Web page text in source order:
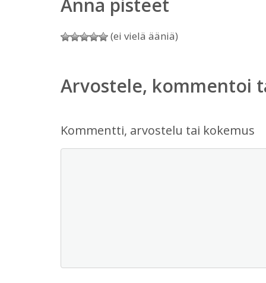
Anna pisteet
(ei vielä ääniä)
Arvostele, kommentoi
Kommentti, arvostelu tai kokemus